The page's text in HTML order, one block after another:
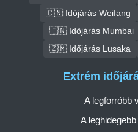
🇨🇳 Időjárás Weifang
🇮🇳 Időjárás Mumbai
🇿🇲 Időjárás Lusaka
Extrém
A legforróbb
A